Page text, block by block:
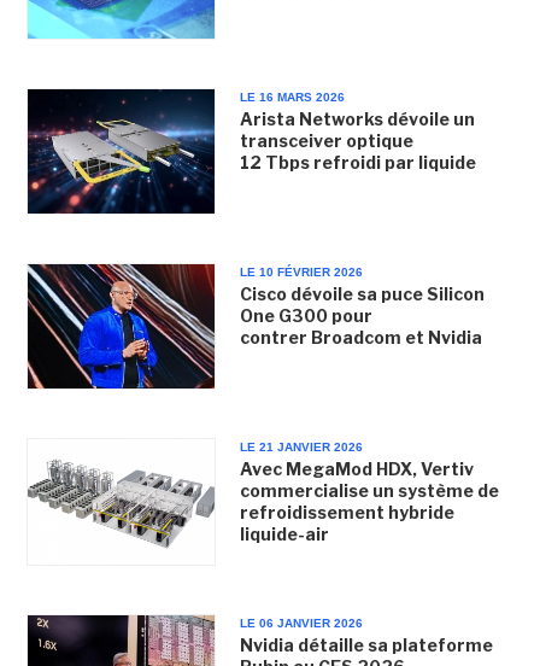
LE 16 MARS 2026
Arista Networks dévoile un
transceiver optique
12 Tbps refroidi par liquide
LE 10 FÉVRIER 2026
Cisco dévoile sa puce Silicon
One G300 pour
contrer Broadcom et Nvidia
LE 21 JANVIER 2026
Avec MegaMod HDX, Vertiv
commercialise un système de
refroidissement hybride
liquide-air
LE 06 JANVIER 2026
Nvidia détaille sa plateforme